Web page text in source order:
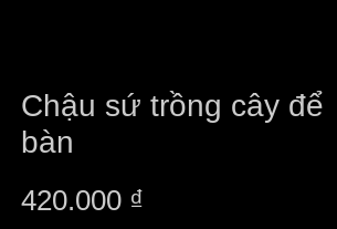
Chậu sứ trồng cây để
bàn
420.000 ₫